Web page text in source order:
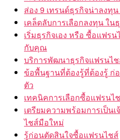
ส่อง 9 เทรนด์ธุรกิจน่าลงทุ
เคล็ดลับการเลือกลงทุน ใน
เริ่มธุรกิจเอง หรือ ซื้อแฟร
กับคุณ
บริการพัฒนาธุรกิจแฟรนไ
ข้อพื้นฐานที่ต้องรู้ที่ต้องรู้ ก่
ตัว
เทคนิคการเลือกซื้อแฟรนไ
เตรียมความพร้อมการเป็น
ไชส์มือใหม่
รู้ก่อนตัดสินใจซื้อแฟรนไชส์